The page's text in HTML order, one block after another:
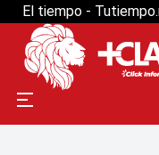
El tiempo -